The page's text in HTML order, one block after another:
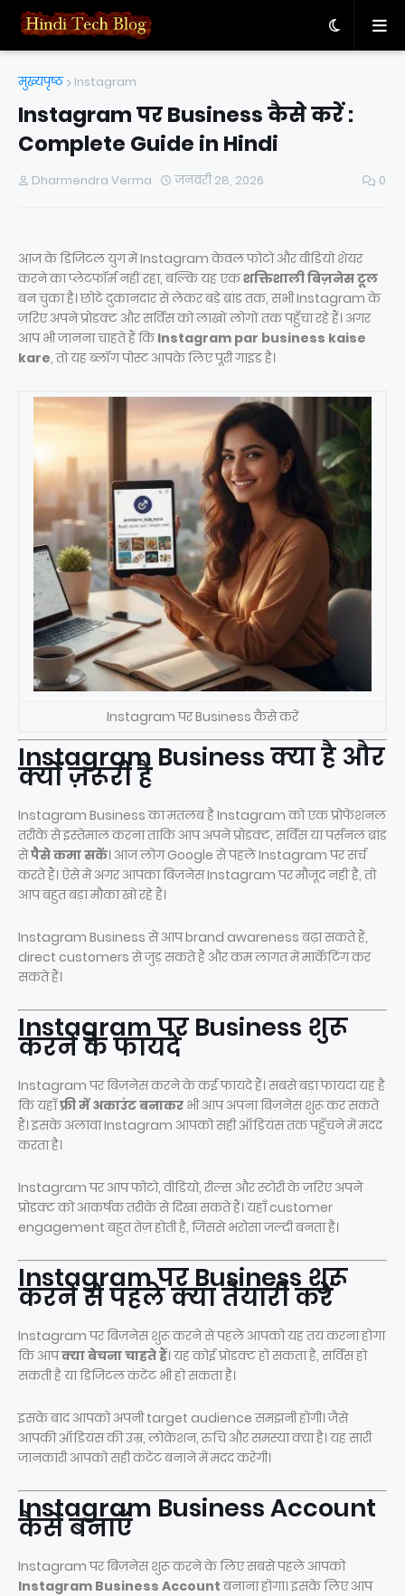
मुख्यपृष्ठ Instagram
Instagram पर Business कैसे करें :
Complete Guide in Hindi
Dharmendra Verma जनवरी 28, 2026 0
आज के डिजिटल युग में Instagram केवल फोटो और वीडियो शेयर
करने का प्लेटफॉर्म नहीं रहा, बल्कि यह एकशक्तिशाली बिज़नेस टूल
बन चुका है। छोटे दुकानदार से लेकर बड़े ब्रांड तक, सभी Instagram के
ज़रिए अपने प्रोडक्ट और सर्विस को लाखों लोगों तक पहुँचा रहे हैं। अगर
आप भी जानना चाहते हैं किInstagram par business kaise
kare, तो यह ब्लॉग पोस्ट आपके लिए पूरी गाइड है।
Instagram पर Business कैसे करें
Instagram Business क्या है और
क्यों ज़रूरी है
Instagram Business का मतलब है Instagram को एक प्रोफेशनल
तरीके से इस्तेमाल करना ताकि आप अपने प्रोडक्ट, सर्विस या पर्सनल ब्रांड
सेपैसे कमा सकें। आज लोग Google से पहले Instagram पर सर्च
करते हैं। ऐसे में अगर आपका बिज़नेस Instagram पर मौजूद नहीं है, तो
आप बहुत बड़ा मौका खो रहे हैं।
Instagram Business से आप brand awareness बढ़ा सकते हैं,
direct customers से जुड़ सकते हैं और कम लागत में मार्केटिंग कर
सकते हैं।
Instagram पर Business शुरू
करने के फायदे
Instagram पर बिज़नेस करने के कई फायदे हैं। सबसे बड़ा फायदा यह है
कि यहाँफ्री में अकाउंट बनाकर भी आप अपना बिज़नेस शुरू कर सकते
हैं। इसके अलावा Instagram आपको सही ऑडियंस तक पहुँचने में मदद
करता है।
Instagram पर आप फोटो, वीडियो, रील्स और स्टोरी के ज़रिए अपने
प्रोडक्ट को आकर्षक तरीके से दिखा सकते हैं। यहाँ customer
engagement बहुत तेज़ होती है, जिससे भरोसा जल्दी बनता है।
Instagram पर Business शुरू
करने से पहले क्या तैयारी करें
Instagram पर बिज़नेस शुरू करने से पहले आपको यह तय करना होगा
कि आपक्या बेचना चाहते हैं। यह कोई प्रोडक्ट हो सकता है, सर्विस हो
सकती है या डिजिटल कंटेंट भी हो सकता है।
इसके बाद आपको अपनी target audience समझनी होगी। जैसे
आपकी ऑडियंस की उम्र, लोकेशन, रुचि और समस्या क्या है। यह सारी
जानकारी आपको सही कंटेंट बनाने में मदद करेगी।
Instagram Business Account
कैसे बनाएँ
Instagram पर बिज़नेस शुरू करने के लिए सबसे पहले आपको
Instagram Business Accountबनाना होगा। इसके लिए आप